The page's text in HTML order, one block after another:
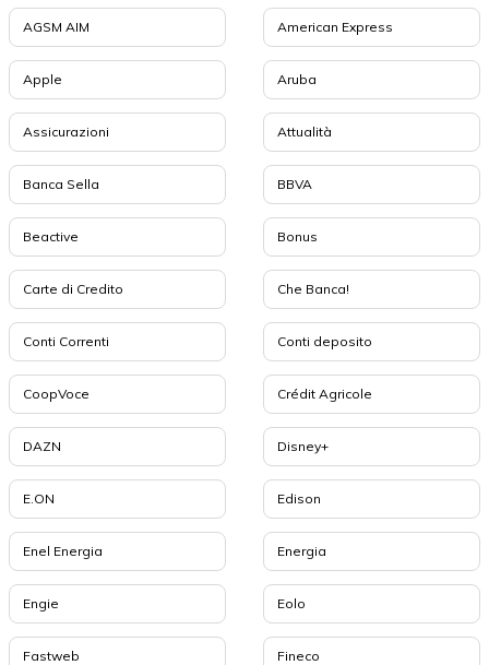
AGSM AIM American Express
Apple Aruba
Assicurazioni Attualità
Banca Sella BBVA
Beactive Bonus
Carte di Credito Che Banca!
Conti Correnti Conti deposito
CoopVoce Crédit Agricole
DAZN Disney+
E.ON Edison
Enel Energia Energia
Engie Eolo
Fastweb Fineco